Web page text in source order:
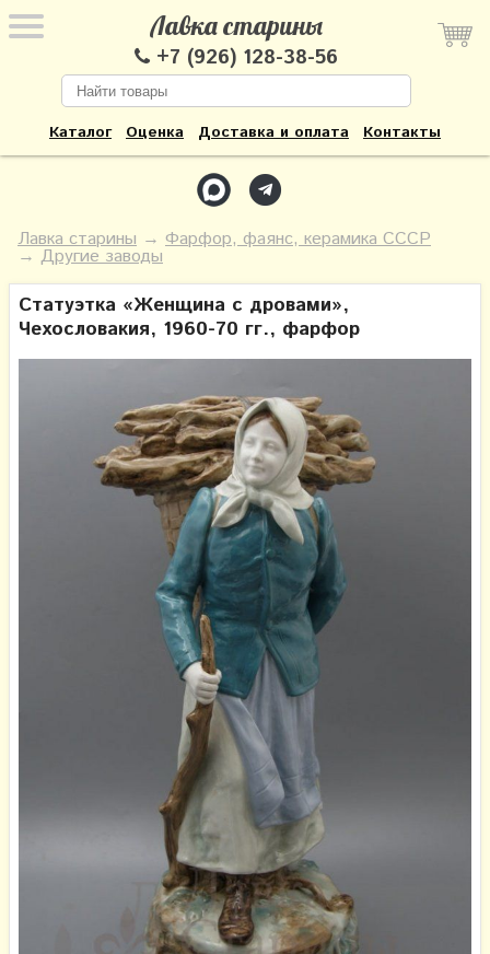
Лавка старины
+7 (926) 128-38-56
Каталог Оценка Доставка и оплата Контакты
Лавка старины → Фарфор, фаянс, керамика СССР
→ Другие заводы
Статуэтка «Женщина с дровами»,
Чехословакия, 1960-70 гг., фарфор